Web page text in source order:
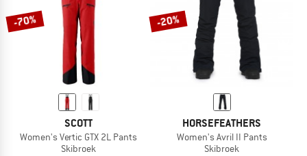
-70%
SCOTT
Women's Vertic GTX 2L Pants
Skibroek
-20%
HORSEFEATHERS
Women's Avril II Pants
Skibroek